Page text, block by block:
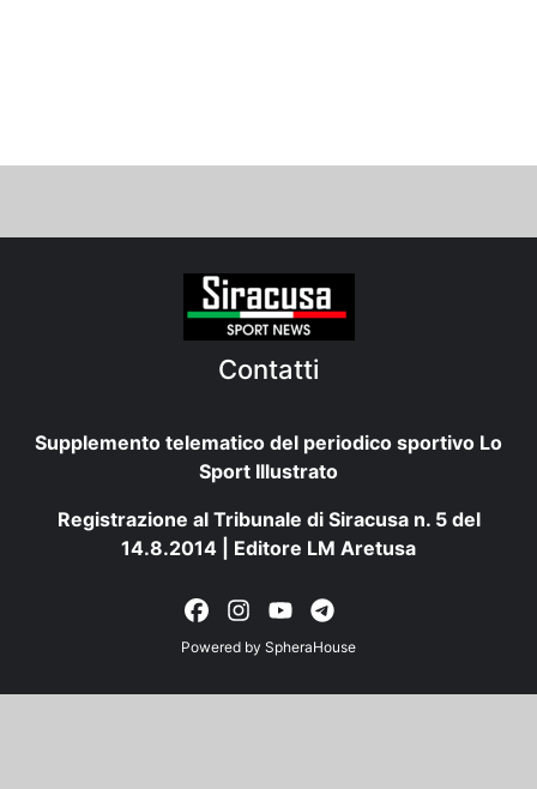
Contatti
Supplemento telematico del periodico sportivo Lo
Sport Illustrato
Registrazione al Tribunale di Siracusa n. 5 del
14.8.2014 | Editore LM Aretusa
Powered by SpheraHouse